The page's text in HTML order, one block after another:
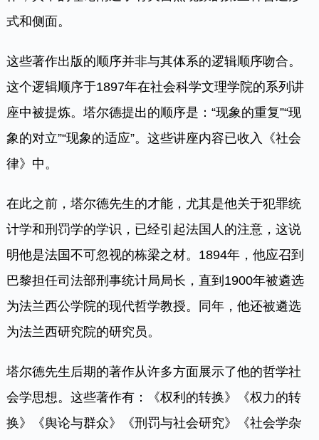
式和侧面。
这些著作出版的顺序并非与其体系的逻辑顺序吻合。
这个逻辑顺序于1897年在社会科学文理学院的系列讲
座中被提炼。塔尔德提出的顺序是：“现象的重复”“现
象的对立”“现象的适应”。这些讲座内容已收入《社会
律》中。
在此之前，塔尔德先生的才能，尤其是他关于犯罪统
计学和刑罚学的学识，已经引起法国人的注意，这说
明他是法国不可忽视的栋梁之材。1894年，他应召到
巴黎担任司法部刑事统计局局长，直到1900年被遴选
为法兰西公学院的现代哲学教授。同年，他还被遴选
为法兰西研究院的研究员。
塔尔德先生后期的著作从许多方面展示了他的哲学社
会学思想。这些著作有：《权利的转换》《权力的转
换》《舆论与群众》《刑罚与社会研究》《社会学杂